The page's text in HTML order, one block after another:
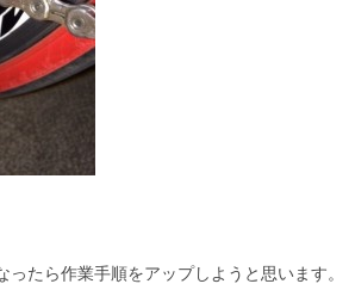
ったら作業手順をアップしようと思います。